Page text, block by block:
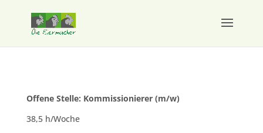
Offene Stelle: Kommissionierer (m/w)
38,5 h/Woche